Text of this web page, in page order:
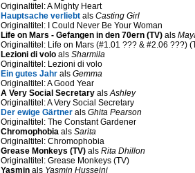
Originaltitel: A Mighty Heart
Hauptsache verliebt als Casting Girl
Originaltitel: I Could Never Be Your Woman
Life on Mars - Gefangen in den 70ern (TV) als
Originaltitel: Life on Mars (#1.01 ??? & #2.06 ???)
Lezioni di volo als Sharmila
Originaltitel: Lezioni di volo
Ein gutes Jahr als Gemma
Originaltitel: A Good Year
A Very Social Secretary alsAshley
Originaltitel: A Very Social Secretary
Der ewige Gärtner als Ghita Pearson
Originaltitel: The Constant Gardener
Chromophobia als Sarita
Originaltitel: Chromophobia
Grease Monkeys (TV) als Rita Dhillon
Originaltitel: Grease Monkeys (TV)
Yasmin als Yasmin Husseini